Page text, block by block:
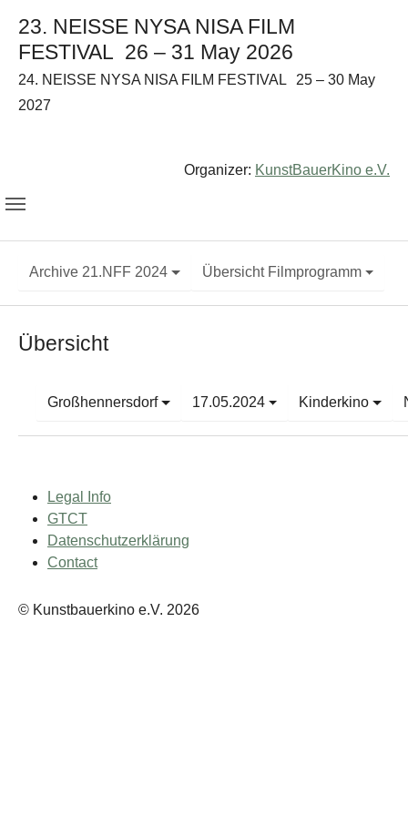
23. NEISSE NYSA NISA FILM
FESTIVAL 26 – 31 May 2026
24. NEISSE NYSA NISA FILM FESTIVAL
25 – 30 May
2027
Organizer: KunstBauerKino e.V.
Archive 21.NFF 2024 Übersicht Filmprogramm
Übersicht
Großhennersdorf 17.05.2024 Kinderkino
Legal Info
GTCT
Datenschutzerklärung
Contact
© Kunstbauerkino e.V. 2026